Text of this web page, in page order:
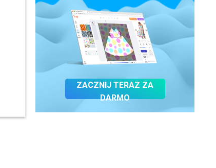
ZACZNIJ TERAZ ZA
DARMO